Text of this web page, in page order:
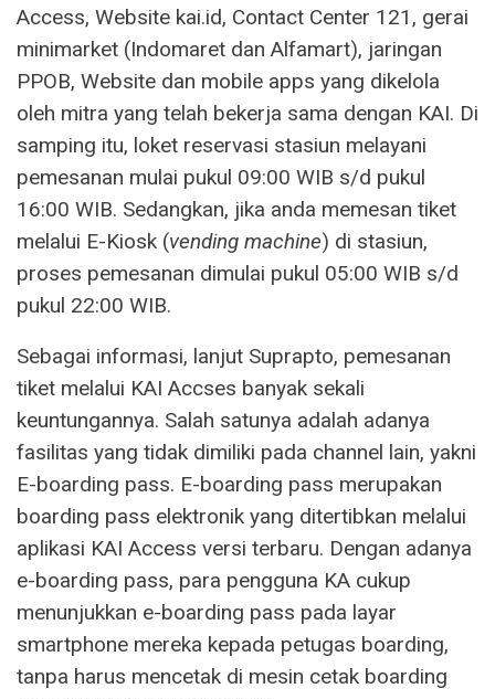
Access, Website kai.id, Contact Center 121, gerai
minimarket (Indomaret dan Alfamart), jaringan
PPOB, Website dan mobile apps yang dikelola
oleh mitra yang telah bekerja sama dengan KAI. Di
samping itu, loket reservasi stasiun melayani
pemesanan mulai pukul 09:00 WIB s/d pukul
16:00 WIB. Sedangkan, jika anda memesan tiket
melalui E-Kiosk (vending machine) di stasiun,
proses pemesanan dimulai pukul 05:00 WIB s/d
pukul 22:00 WIB.
Sebagai informasi, lanjut Suprapto, pemesanan
tiket melalui KAI Accses banyak sekali
keuntungannya. Salah satunya adalah adanya
fasilitas yang tidak dimiliki pada channel lain, yakni
E-boarding pass. E-boarding pass merupakan
boarding pass elektronik yang ditertibkan melalui
aplikasi KAI Access versi terbaru. Dengan adanya
e-boarding pass, para pengguna KA cukup
menunjukkan e-boarding pass pada layar
smartphone mereka kepada petugas boarding,
tanpa harus mencetak di mesin cetak boarding